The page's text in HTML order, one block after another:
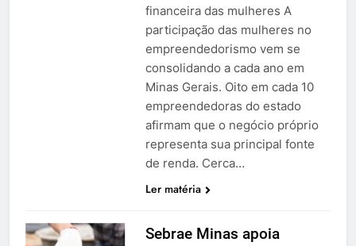
financeira das mulheres A
participação das mulheres no
empreendedorismo vem se
consolidando a cada ano em
Minas Gerais. Oito em cada 10
empreendedoras do estado
afirmam que o negócio próprio
representa sua principal fonte
de renda. Cerca…
Ler matéria
Sebrae Minas apoia